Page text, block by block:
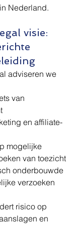
Nederland.
visie:
adviseren we
van
en affiliate-
mogelijke
van toezicht
onderbouwde
verzoeken
risico op
en